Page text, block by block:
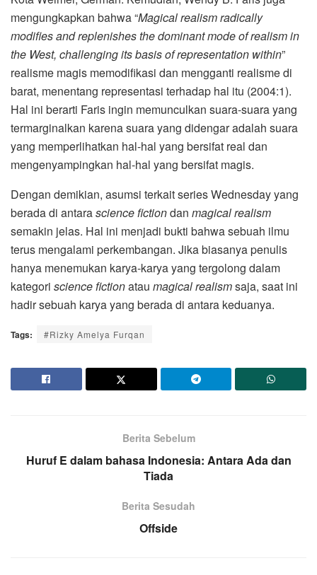
mengungkapkan bahwa “Magical realism radically
modifies and replenishes the dominant mode of realism in
the West, challenging its basis of representation within”
realisme magis memodifikasi dan mengganti realisme di
barat, menentang representasi terhadap hal itu (2004:1).
Hal ini berarti Faris ingin memunculkan suara-suara yang
termarginalkan karena suara yang didengar adalah suara
yang memperlihatkan hal-hal yang bersifat real dan
mengenyampingkan hal-hal yang bersifat magis.
Dengan demikian, asumsi terkait series Wednesday yang
berada di antarascience fictiondan magical realism
semakin jelas. Hal ini menjadi bukti bahwa sebuah ilmu
terus mengalami perkembangan. Jika biasanya penulis
hanya menemukan karya-karya yang tergolong dalam
kategori science fictionatau magical realismsaja, saat ini
hadir sebuah karya yang berada di antara keduanya.
Tags: #Rizky Amelya Furqan
Berita Sebelum
Huruf E dalam bahasa Indonesia: Antara Ada dan
Tiada
Berita Sesudah
Offside